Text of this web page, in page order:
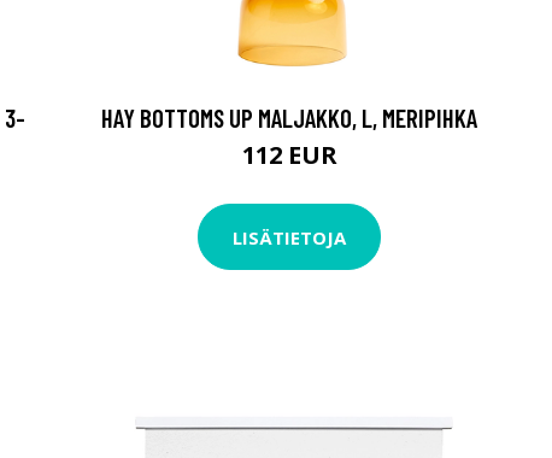
3-
HAY BOTTOMS UP MALJAKKO, L, MERIPIHKA
112 EUR
LISÄTIETOJA